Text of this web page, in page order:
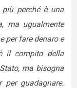
perché è una
ma ugualmente
per fare denaro e
il compito della
ma bisogna
guadagnare.